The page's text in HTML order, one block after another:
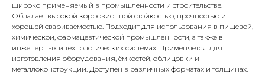
широко применяемый в промышленности и строительстве.
Обладает высокой коррозионной стойкостью, прочностью и
хорошей свариваемостью. Подходит для использования в пищевой,
химической, фармацевтической промышленности, а также в
инженерных и технологических системах. Применяется для
изготовления оборудования, ёмкостей, облицовки и
металлоконструкций. Доступен в различных форматах и толщинах.